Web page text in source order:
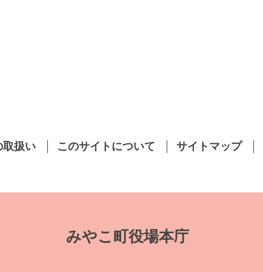
取扱い このサイトについて サイトマップ
みやこ町役場本庁